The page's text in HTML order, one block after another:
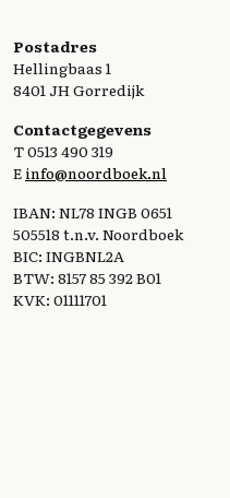
Postadres
Hellingbaas 1
8401 JH Gorredijk
Contactgegevens
T 0513 490 319
E info@noordboek.nl
IBAN: NL78 INGB 0651
505518 t.n.v. Noordboek
BIC: INGBNL2A
BTW: 8157 85 392 B01
KVK: 01111701